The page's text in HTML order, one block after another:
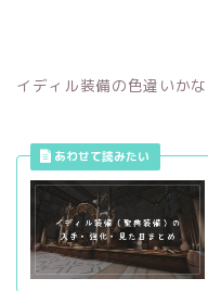
イディル装備の色違いかな